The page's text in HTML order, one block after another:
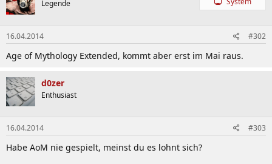
Legende
16.04.2014 #302
Age of Mythology Extended, kommt aber erst im Mai raus.
d0zer
Enthusiast
16.04.2014 #303
Habe AoM nie gespielt, meinst du es lohnt sich?